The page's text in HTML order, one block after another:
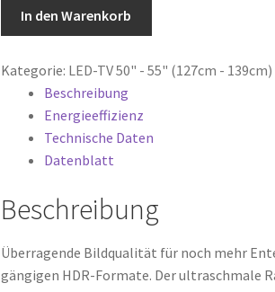
Blue)
-
UHD
Google
Menge
In den Warenkorb
Kategorie: LED-TV 50" - 55" (127cm - 139cm)
Beschreibung
Energieeffizienz
Technische Daten
Datenblatt
Beschreibung
Überragende Bildqualität für noch mehr
gängigen HDR-Formate. Der ultraschmale